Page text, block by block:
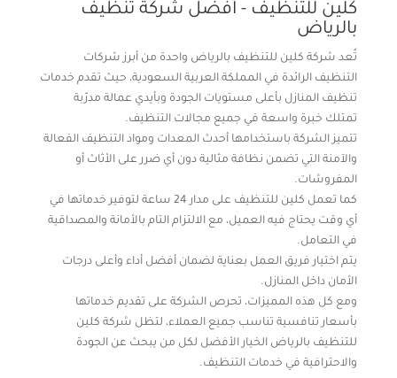
كلين للتنظيف - افضل شركة تنظيف
بالرياض
تُعد شركة كلين للتنظيف بالرياض واحدة من أبرز شركات
التنظيف الرائدة في المملكة العربية السعودية، حيث تقدم خدمات
تنظيف المنازل بأعلى مستويات الجودة وبأيدي عمالة مدرّبة
تمتلك خبرة واسعة في جميع مجالات التنظيف.
تتميز الشركة باستخدامها أحدث المعدات ومواد التنظيف الفعالة
والآمنة التي تضمن نظافة مثالية دون أي ضرر على الأثاث أو
المفروشات.
كما تعمل كلين للتنظيف على مدار 24 ساعة لتوفير خدماتها في
أي وقت يحتاج فيه العميل، مع الالتزام التام بالأمانة والمصداقية
في التعامل.
يتم اختيار فريق العمل بعناية لضمان أفضل أداء وأعلى درجات
الأمان داخل المنازل.
ومع كل هذه المميزات، تحرص الشركة على تقديم خدماتها
بأسعار تنافسية تناسب جميع العملاء، لتظل شركة كلين
للتنظيف بالرياض الخيار الأفضل لكل من يبحث عن الجودة
والاحترافية في خدمات التنظيف.